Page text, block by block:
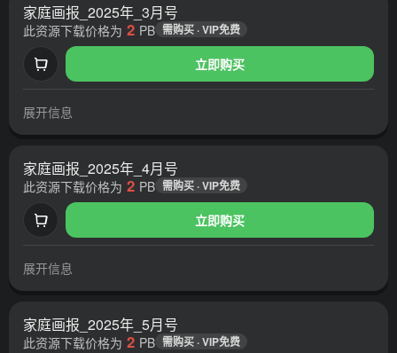
家庭画报_2025年_3月号
立即购买
此资源下载价格为 2 PB 需购买 · VIP免费
展开信息
家庭画报_2025年_4月号
立即购买
此资源下载价格为 2 PB 需购买 · VIP免费
展开信息
家庭画报_2025年_5月号
此资源下载价格为 2 PB 需购买 · VIP免费